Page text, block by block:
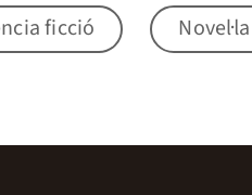
ficció